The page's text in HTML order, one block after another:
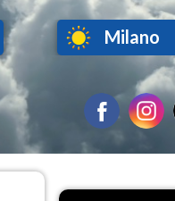
Milano